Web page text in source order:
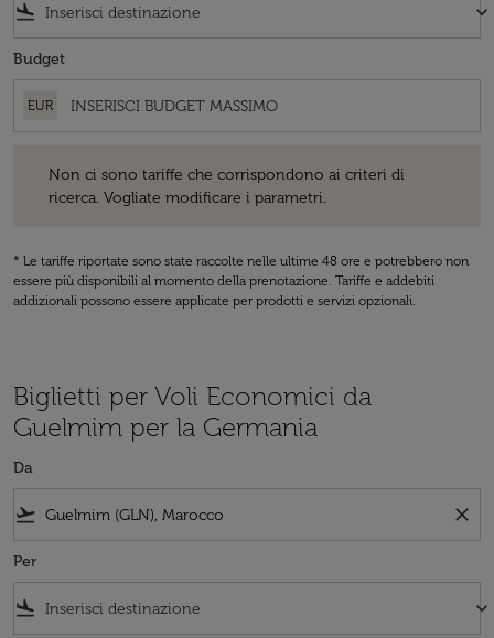
flight_land keyboard_arrow_down
Budget
EUR
Non ci sono tariffe che corrispondono ai criteri di
ricerca. Vogliate modificare i parametri.
* Le tariffe riportate sono state raccolte nelle ultime 48 ore e potrebbero non
essere più disponibili al momento della prenotazione. Tariffe e addebiti
addizionali possono essere applicate per prodotti e servizi opzionali.
Biglietti per Voli Economici da
Guelmim per la Germania
Da
flight_takeoff close
Per
flight_land keyboard_arrow_down